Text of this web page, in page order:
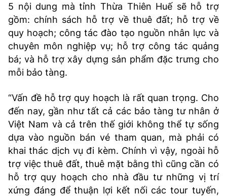
5 nội dung mà tỉnh Thừa Thiên Huế sẽ hỗ trợ
gồm: chính sách hỗ trợ về thuê đất; hỗ trợ về
quy hoạch; công tác đào tạo nguồn nhân lực và
chuyên môn nghiệp vụ; hỗ trợ công tác quảng
bá; và hỗ trợ xây dựng sản phẩm đặc trưng cho
mỗi bảo tàng.
“Vấn đề hỗ trợ quy hoạch là rất quan trọng. Cho
đến nay, gần như tất cả các bảo tàng tư nhân ở
Việt Nam và cả trên thế giới không thể tự sống
dựa vào nguồn bán vé tham quan, mà phải có
khai thác dịch vụ đi kèm. Chính vì vậy, ngoài hỗ
trợ việc thuê đất, thuê mặt bằng thì cũng cần có
hỗ trợ quy hoạch cho nhà đầu tư những vị trí
xứng đáng để thuận lợi kết nối các tour tuyến,